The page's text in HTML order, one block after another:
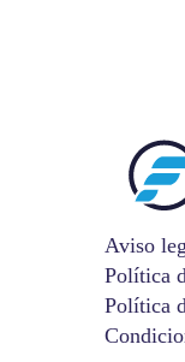
Aviso
Política
Política